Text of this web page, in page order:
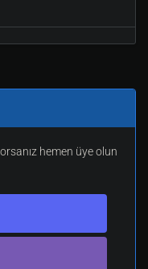
hemen üye olun